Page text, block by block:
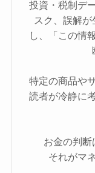
投資・税制デ
スク、誤解
し、「この情
特定の商品や
読者が冷静に
お金の判断
それがマ